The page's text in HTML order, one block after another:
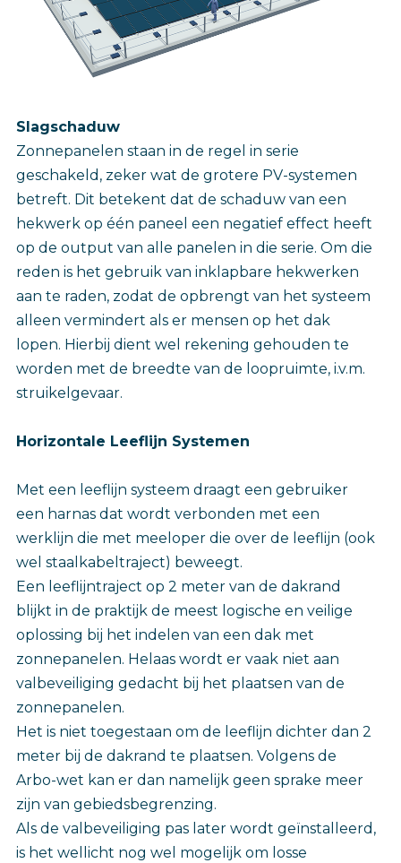
Slagschaduw
Zonnepanelen staan in de regel in serie
geschakeld, zeker wat de grotere PV-systemen
betreft. Dit betekent dat de schaduw van een
hekwerk op één paneel een negatief effect heeft
op de output van alle panelen in die serie. Om die
reden is het gebruik van inklapbare hekwerken
aan te raden, zodat de opbrengt van het systeem
alleen vermindert als er mensen op het dak
lopen. Hierbij dient wel rekening gehouden te
worden met de breedte van de loopruimte, i.v.m.
struikelgevaar.
Horizontale Leeflijn Systemen
Met een leeflijn systeem draagt een gebruiker
een harnas dat wordt verbonden met een
werklijn die met meeloper die over de leeflijn (ook
wel staalkabeltraject) beweegt.
Een leeflijntraject op 2 meter van de dakrand
blijkt in de praktijk de meest logische en veilige
oplossing bij het indelen van een dak met
zonnepanelen. Helaas wordt er vaak niet aan
valbeveiliging gedacht bij het plaatsen van de
zonnepanelen.
Het is niet toegestaan om de leeflijn dichter dan 2
meter bij de dakrand te plaatsen. Volgens de
Arbo-wet kan er dan namelijk geen sprake meer
zijn van gebiedsbegrenzing.
Als de valbeveiliging pas later wordt geïnstalleerd,
is het wellicht nog wel mogelijk om losse